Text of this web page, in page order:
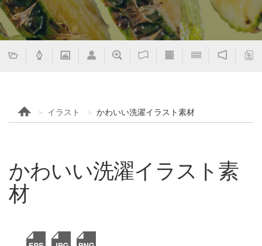
イラスト かわいい洗濯イラスト素材
かわいい洗濯イラスト素
材